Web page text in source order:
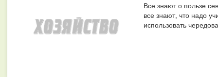
Все знают о пользе
все знают, что надо
использовать